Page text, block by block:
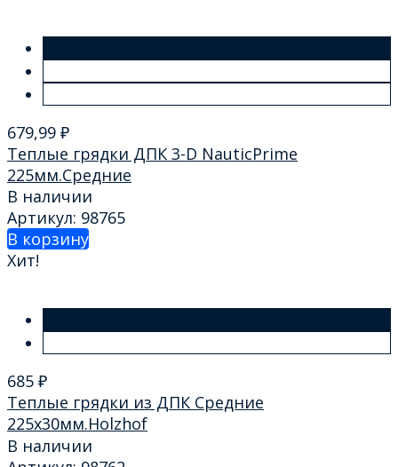
679,99 ₽
Теплые грядки ДПК 3-D NauticPrime
225мм.Средние
В наличии
Артикул: 98765
В корзину
Хит!
685 ₽
Теплые грядки из ДПК Cредние
225х30мм.Holzhof
В наличии